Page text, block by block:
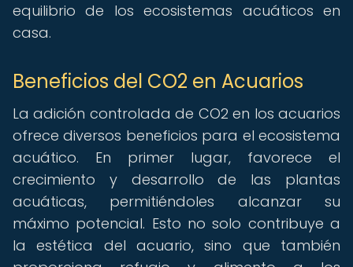
equilibrio de los ecosistemas acuáticos en
casa.
Beneficios del CO2 en Acuarios
La adición controlada de CO2 en los acuarios
ofrece diversos beneficios para el ecosistema
acuático. En primer lugar, favorece el
crecimiento y desarrollo de las plantas
acuáticas, permitiéndoles alcanzar su
máximo potencial. Esto no solo contribuye a
la estética del acuario, sino que también